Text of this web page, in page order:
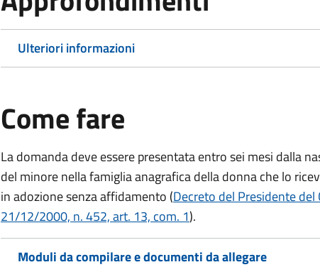
Ulteriori informazioni
Come fare
La domanda deve essere presentataentro sei mesi dalla
del minore nella famiglia anagrafica della donna che lo
in adozione senza affidamento (Decreto del Presidente
21/12/2000, n. 452, art. 13, com. 1).
Moduli da compilare e documenti da allegare